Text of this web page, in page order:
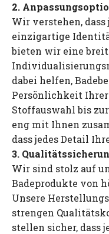
2.
Wir verstehen,
einzigartige
bieten wir eine
dabei helfen,
Persönlichkeit
Stoffauswahl bis
eng mit Ihnen
dass jedes Detail
3.
Wir sind stolz auf
Badeprodukte von
Unsere
strengen
stellen sicher, dass